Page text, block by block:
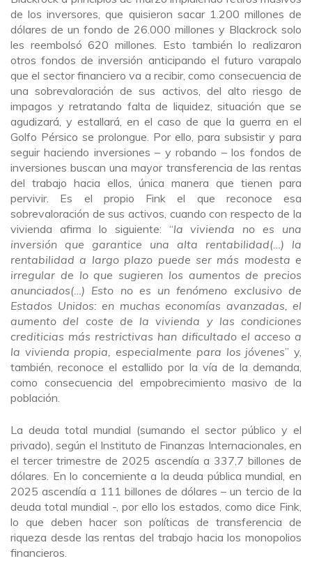
de los inversores, que quisieron sacar 1.200 millones de
dólares de un fondo de 26.000 millones y Blackrock solo
les reembolsó 620 millones. Esto también lo realizaron
otros fondos de inversión anticipando el futuro varapalo
que el sector financiero va a recibir, como consecuencia de
una sobrevaloración de sus activos, del alto riesgo de
impagos y retratando falta de liquidez, situación que se
agudizará, y estallará, en el caso de que la guerra en el
Golfo Pérsico se prolongue. Por ello, para subsistir y para
seguir haciendo inversiones – y robando – los fondos de
inversiones buscan una mayor transferencia de las rentas
del trabajo hacia ellos, única manera que tienen para
pervivir. Es el propio Fink el que reconoce esa
sobrevaloración de sus activos, cuando con respecto de la
vivienda afirma lo siguiente: “la vivienda no es una
inversión que garantice una alta rentabilidad(…) la
rentabilidad a largo plazo puede ser más modesta e
irregular de lo que sugieren los aumentos de precios
anunciados(…) Esto no es un fenómeno exclusivo de
Estados Unidos: en muchas economías avanzadas, el
aumento del coste de la vivienda y las condiciones
crediticias más restrictivas han dificultado el acceso a
la vivienda propia, especialmente para los jóvenes” y,
también, reconoce el estallido por la vía de la demanda,
como consecuencia del empobrecimiento masivo de la
población.
La deuda total mundial (sumando el sector público y el
privado), según el Instituto de Finanzas Internacionales, en
el tercer trimestre de 2025 ascendía a 337,7 billones de
dólares. En lo concerniente a la deuda pública mundial, en
2025 ascendía a 111 billones de dólares – un tercio de la
deuda total mundial -, por ello los estados, como dice Fink,
lo que deben hacer son políticas de transferencia de
riqueza desde las rentas del trabajo hacia los monopolios
financieros.